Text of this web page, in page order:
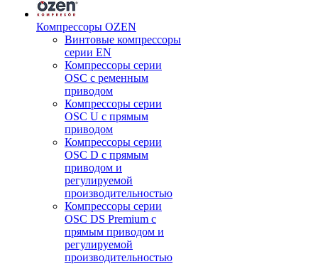
Компрессоры OZEN
Винтовые компрессоры
серии EN
Компрессоры серии
OSC с ременным
приводом
Компрессоры серии
OSC U с прямым
приводом
Компрессоры серии
OSC D с прямым
приводом и
регулируемой
производительностью
Компрессоры серии
OSC DS Premium с
прямым приводом и
регулируемой
производительностью